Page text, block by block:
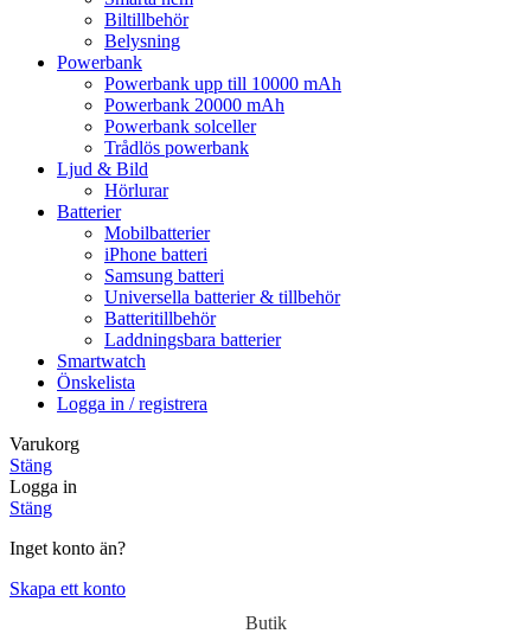
Biltillbehör
Belysning
Powerbank
Powerbank upp till 10000 mAh
Powerbank 20000 mAh
Powerbank solceller
Trådlös powerbank
Ljud & Bild
Hörlurar
Batterier
Mobilbatterier
iPhone batteri
Samsung batteri
Universella batterier & tillbehör
Batteritillbehör
Laddningsbara batterier
Smartwatch
Önskelista
Logga in / registrera
Varukorg
Stäng
Logga in
Stäng
Inget konto än?
Skapa ett konto
Butik